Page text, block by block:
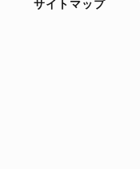
サイトマップ